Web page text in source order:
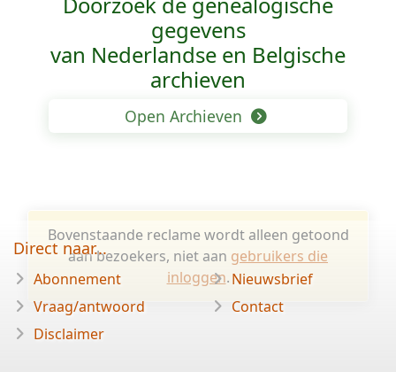
gegevens
van Nederlandse en Belgische
archieven
Open Archieven
Bovenstaande reclame wordt alleen getoond
aan bezoekers, niet aan gebruikers die
inloggen.
Direct naar...
Abonnement
Vraag/antwoord
Disclaimer
Nieuwsbrief
Contact